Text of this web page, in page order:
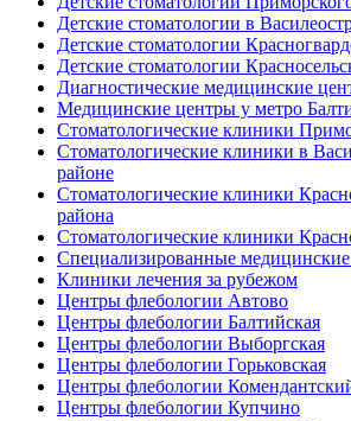
Детские стоматологии в
Детские стоматологии
Детские стоматологии
Диагностические медицинские
Медицинские центры у метро
Стоматологические клиники
Стоматологические клиники в
районе
Стоматологические клиники
района
Стоматологические клиники
Специализированные
Клиники лечения за рубежом
Центры флебологии Автово
Центры флебологии Балтийская
Центры флебологии Выборгская
Центры флебологии Горьковская
Центры флебологии
Центры флебологии Купчино